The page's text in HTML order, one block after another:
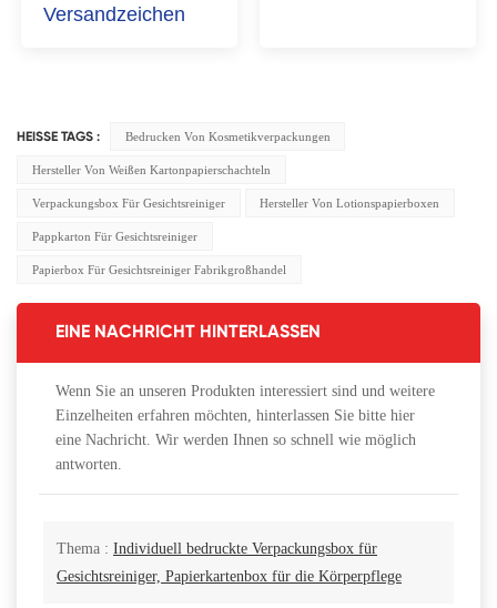
Versandzeichen
HEISSE TAGS : Bedrucken Von Kosmetikverpackungen
Hersteller Von Weißen Kartonpapierschachteln
Verpackungsbox Für Gesichtsreiniger Hersteller Von Lotionspapierboxen
Pappkarton Für Gesichtsreiniger
Papierbox Für Gesichtsreiniger Fabrikgroßhandel
EINE NACHRICHT HINTERLASSEN
Wenn Sie an unseren Produkten interessiert sind und weitere
Einzelheiten erfahren möchten, hinterlassen Sie bitte hier
eine Nachricht. Wir werden Ihnen so schnell wie möglich
antworten.
Thema : Individuell bedruckte Verpackungsbox für
Gesichtsreiniger, Papierkartenbox für die Körperpflege